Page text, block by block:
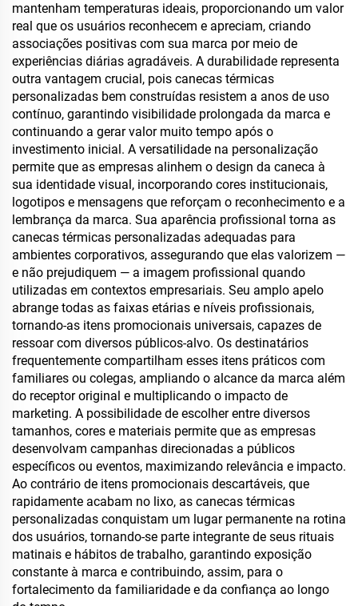
mantenham temperaturas ideais, proporcionando um valor
real que os usuários reconhecem e apreciam, criando
associações positivas com sua marca por meio de
experiências diárias agradáveis. A durabilidade representa
outra vantagem crucial, pois canecas térmicas
personalizadas bem construídas resistem a anos de uso
contínuo, garantindo visibilidade prolongada da marca e
continuando a gerar valor muito tempo após o
investimento inicial. A versatilidade na personalização
permite que as empresas alinhem o design da caneca à
sua identidade visual, incorporando cores institucionais,
logotipos e mensagens que reforçam o reconhecimento e a
lembrança da marca. Sua aparência profissional torna as
canecas térmicas personalizadas adequadas para
ambientes corporativos, assegurando que elas valorizem —
e não prejudiquem — a imagem profissional quando
utilizadas em contextos empresariais. Seu amplo apelo
abrange todas as faixas etárias e níveis profissionais,
tornando-as itens promocionais universais, capazes de
ressoar com diversos públicos-alvo. Os destinatários
frequentemente compartilham esses itens práticos com
familiares ou colegas, ampliando o alcance da marca além
do receptor original e multiplicando o impacto de
marketing. A possibilidade de escolher entre diversos
tamanhos, cores e materiais permite que as empresas
desenvolvam campanhas direcionadas a públicos
específicos ou eventos, maximizando relevância e impacto.
Ao contrário de itens promocionais descartáveis, que
rapidamente acabam no lixo, as canecas térmicas
personalizadas conquistam um lugar permanente na rotina
dos usuários, tornando-se parte integrante de seus rituais
matinais e hábitos de trabalho, garantindo exposição
constante à marca e contribuindo, assim, para o
fortalecimento da familiaridade e da confiança ao longo